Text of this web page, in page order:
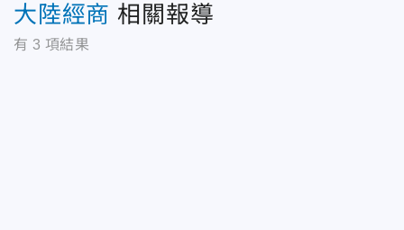
大陸經商 相關報導
有 3 項結果